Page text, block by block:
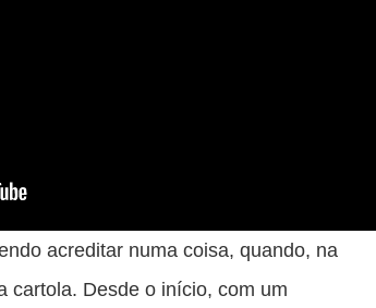
acreditar numa coisa, quando, na
cartola. Desde o início, com um